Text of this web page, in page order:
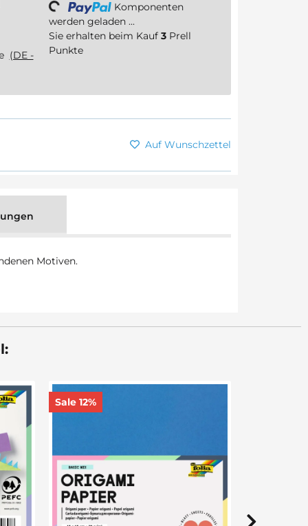
(DE -
Loading...
Komponenten
werden geladen ...
Sie erhalten beim Kauf 3 Prell
Punkte
Auf Wunschzettel
Motiven.
Pfeifenputzer Chenilledraht 50
cm lang, 100 Stück in 10 Farben
5,75 €*